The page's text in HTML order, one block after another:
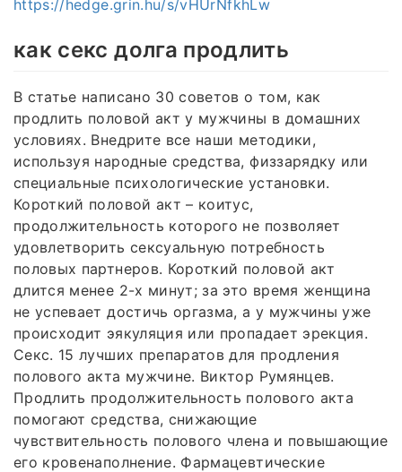
https://hedge.grin.hu/s/vHUrNfkhLw
как секс долга продлить
В статье написано 30 советов о том, как
продлить половой акт у мужчины в домашних
условиях. Внедрите все наши методики,
используя народные средства, физзарядку или
специальные психологические установки.
Короткий половой акт – коитус,
продолжительность которого не позволяет
удовлетворить сексуальную потребность
половых партнеров. Короткий половой акт
длится менее 2-х минут; за это время женщина
не успевает достичь оргазма, а у мужчины уже
происходит эякуляция или пропадает эрекция.
Секс. 15 лучших препаратов для продления
полового акта мужчине. Виктор Румянцев.
Продлить продолжительность полового акта
помогают средства, снижающие
чувствительность полового члена и повышающие
его кровенаполнение. Фармацевтические